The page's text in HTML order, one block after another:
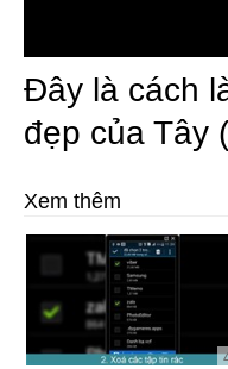
Đây là cách
đẹp của Tây
Xem thêm